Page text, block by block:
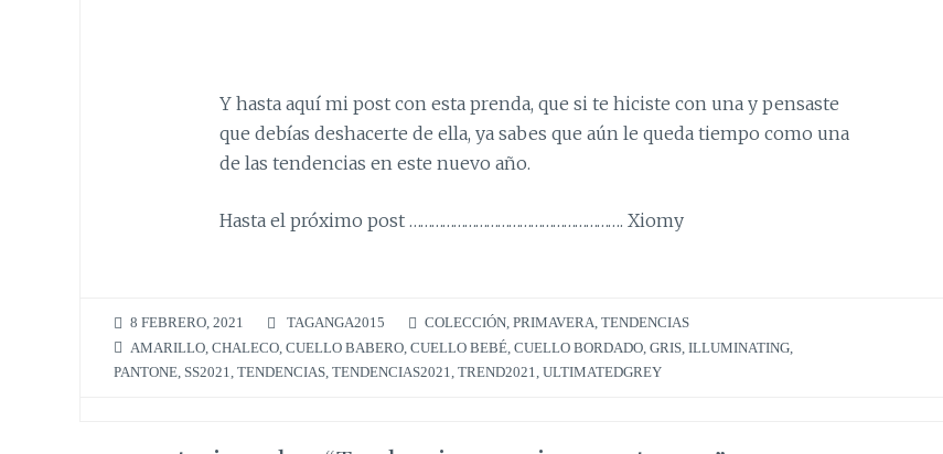
Y hasta aquí mi post con esta prenda, que si te hiciste con una y pensaste
que debías deshacerte de ella, ya sabes que aún le queda tiempo como una
de las tendencias en este nuevo año.
Hasta el próximo post …………………………………………………. Xiomy
8 FEBRERO, 2021 TAGANGA2015 COLECCIÓN, PRIMAVERA, TENDENCIAS
AMARILLO CHALECO CUELLO BABERO CUELLO BEBÉ CUELLO BORDADO GRIS ILLUMINATING
PANTONE, SS2021, TENDENCIAS, TENDENCIAS2021, TREND2021, ULTIMATEDGREY